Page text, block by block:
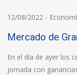
12/08/2022 -
Mercado de
En el día de ayer los
jornada con